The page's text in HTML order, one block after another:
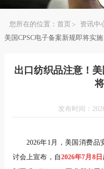
您所在的位置： 首页 资讯中
美国CPSC电子备案新规即将实施
出口纺织品注意！
发布时间：
2026年1月，美国消费品
讨会上宣布，自2026年7月8日